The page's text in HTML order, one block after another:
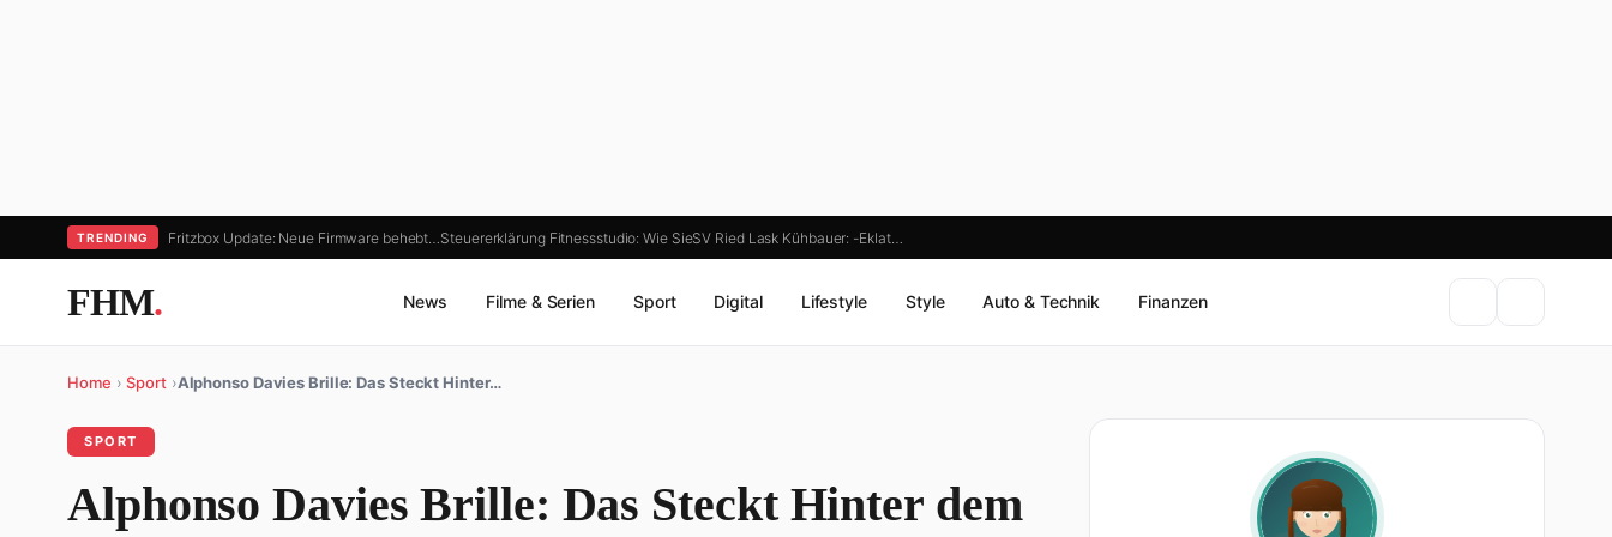
TRENDING Fritzbox Update: Neue Firmware behebt… Steuererklärung Fitnessstudio: Wie SieSV Ried Lask Kühbauer: -Eklat…
FHM. News Filme & Serien Sport Digital Lifestyle Style Auto & Technik Finanzen
Home › Sport ›Alphonso Davies Brille: Das Steckt Hinter…
SPORT
Alphonso Davies Brille: Das Steckt Hinter dem